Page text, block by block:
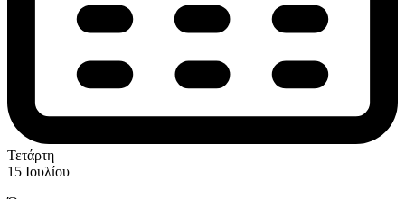
Τετάρτη
15 Ιουλίου